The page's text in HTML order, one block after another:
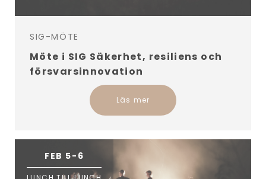
SIG-MÖTE
Möte i SIG Säkerhet, resiliens och
försvarsinnovation
Läs mer
FEB 5-6